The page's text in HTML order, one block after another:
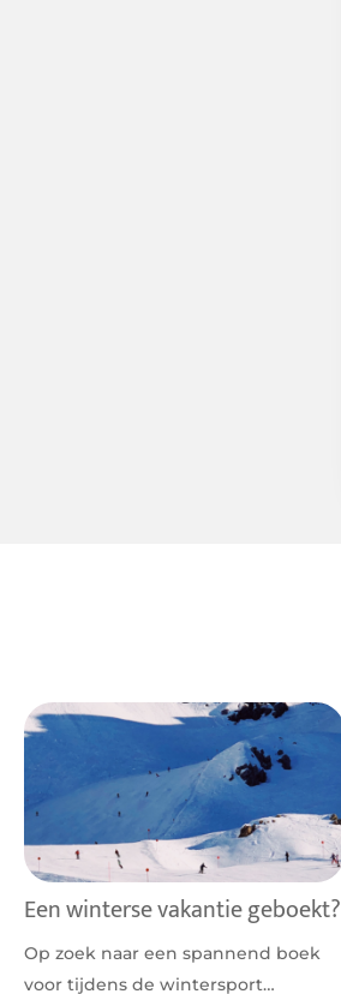
Een winterse vakantie geboekt?
Op zoek naar een spannend boek
voor tijdens de wintersport…